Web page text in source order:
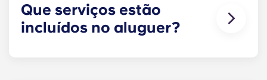
Que serviços estão
incluídos no aluguer?